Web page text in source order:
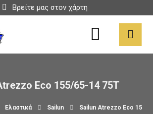
Βρείτε μας στον χάρτη
Eco 155/65-14 75T
Ελαστικά Sailun
Sailun Atrezzo Eco 15